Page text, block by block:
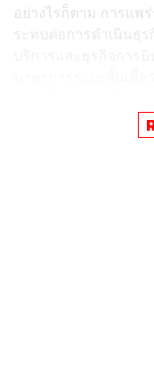
อย่างไรก็ตาม การแพ
ระทบต่อการดำเนินธุ